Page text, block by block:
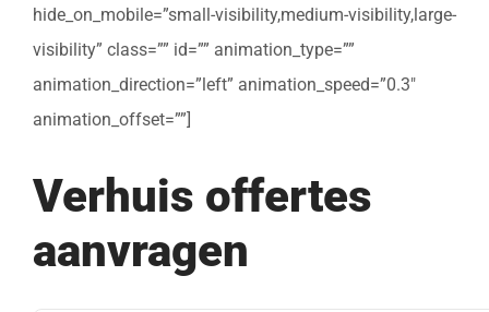
hide_on_mobile=”small-visibility,medium-visibility,large-
visibility” class=”” id=”” animation_type=””
animation_direction=”left” animation_speed=”0.3″
animation_offset=””]
Verhuis offertes
aanvragen